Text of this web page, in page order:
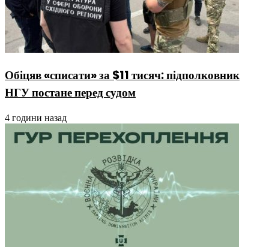
Обіцяв «списати» за $11 тисяч: підполковник
НГУ постане перед судом
4 години назад